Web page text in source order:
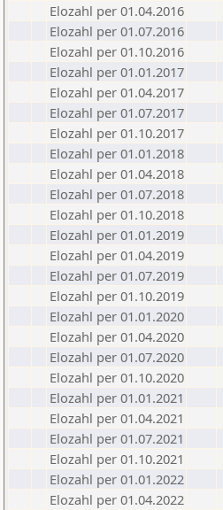
Elozahl per 01.04.2016
Elozahl per 01.07.2016
Elozahl per 01.10.2016
Elozahl per 01.01.2017
Elozahl per 01.04.2017
Elozahl per 01.07.2017
Elozahl per 01.10.2017
Elozahl per 01.01.2018
Elozahl per 01.04.2018
Elozahl per 01.07.2018
Elozahl per 01.10.2018
Elozahl per 01.01.2019
Elozahl per 01.04.2019
Elozahl per 01.07.2019
Elozahl per 01.10.2019
Elozahl per 01.01.2020
Elozahl per 01.04.2020
Elozahl per 01.07.2020
Elozahl per 01.10.2020
Elozahl per 01.01.2021
Elozahl per 01.04.2021
Elozahl per 01.07.2021
Elozahl per 01.10.2021
Elozahl per 01.01.2022
Elozahl per 01.04.2022